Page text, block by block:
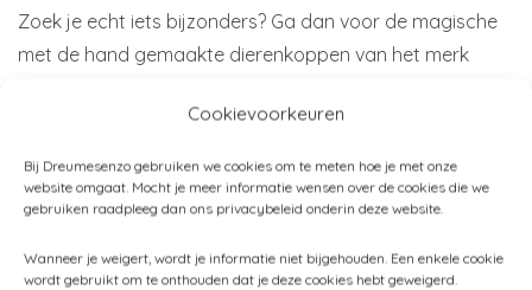
Cookievoorkeuren
Bij Dreumesenzo gebruiken we cookies om te meten hoe je met onze
website omgaat. Mocht je meer informatie wensen over de cookies die we
gebruiken raadpleeg dan ons privacybeleid onderin deze website.
Wanneer je weigert, wordt je informatie niet bijgehouden. Een enkele cookie
wordt gebruikt om te onthouden dat je deze cookies hebt geweigerd.
Zoek je echt iets bijzonders? Ga dan voor de magische
met de hand gemaakte dierenkoppen van het merk
beren in zachte kleurtinten. En niet te vergeten de
leuk om in de klamboe boven de wieg te hangen.
Dierenkoppen kinderkamer
Als je echt een uniek dierenhoofd in de kinderkamer wilt,